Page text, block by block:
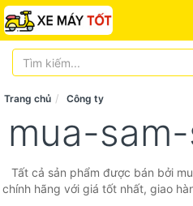
Trang chủ Công ty
mua-
Tất cả sản phẩm được bán bởi
chính hãng với giá tốt nhất, giao